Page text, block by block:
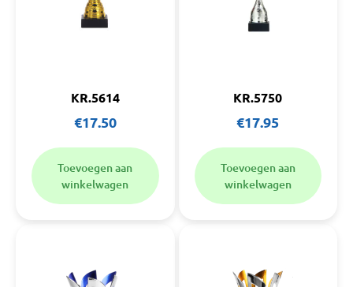
KR.5614
€17.50
Toevoegen aan
winkelwagen
KR.5750
€17.95
Toevoegen aan
winkelwagen